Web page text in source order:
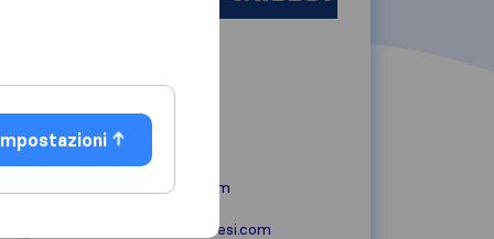
0365 31363
traslochimilesi.com
info@traslochimilesi.com